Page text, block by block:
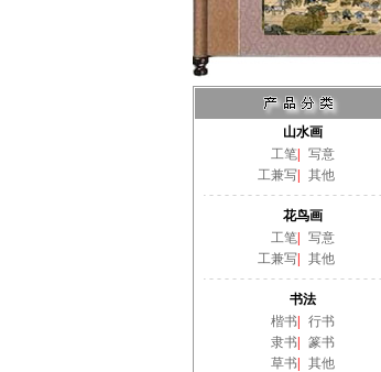
山水画
工笔|
写意
工兼写| 其他
花鸟画
工笔|
写意
工兼写| 其他
书法
楷书
行书
隶书
篆书
草书
其他